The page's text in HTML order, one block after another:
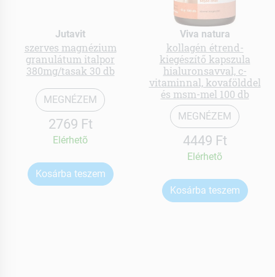
Jutavit
szerves magnézium
granulátum italpor
380mg/tasak 30 db
MEGNÉZEM
2769 Ft
Elérhetõ
Kosárba teszem
Viva natura
kollagén étrend-
kiegészítő kapszula
hialuronsavval, c-
vitaminnal, kovafölddel
és msm-mel 100 db
MEGNÉZEM
4449 Ft
Elérhetõ
Kosárba teszem